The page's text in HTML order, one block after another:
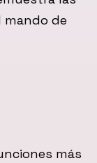
mando de
más